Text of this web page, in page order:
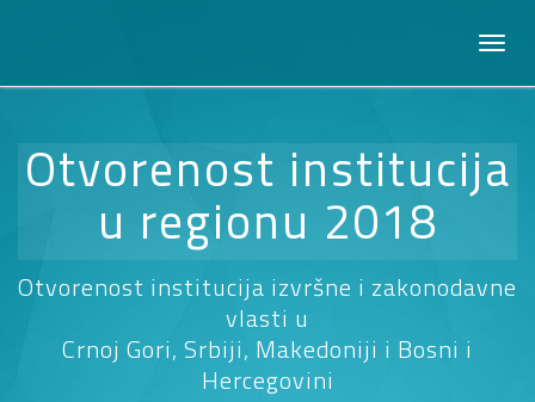
Otvorenost institucija
u regionu 2018
Otvorenost institucija izvršne i zakonodavne
vlasti u
Crnoj Gori, Srbiji, Makedoniji i Bosni i
Hercegovini